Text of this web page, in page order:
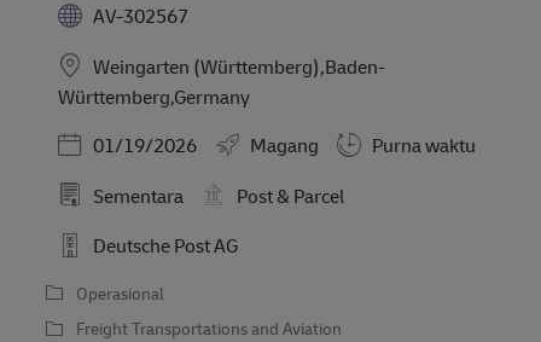
AV-302567
Weingarten (Württemberg),Baden-
Württemberg,Germany
Posted Date
01/19/2026 Magang
Purna waktu
Sementara
Post & Parcel
Deutsche Post AG
Operasional
Freight Transportations and Aviation